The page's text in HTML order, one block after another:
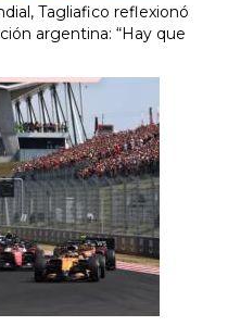
Tagliafico reflexionó
argentina: “Hay que